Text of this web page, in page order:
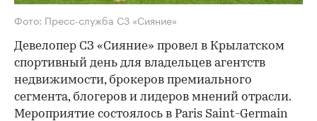
Фото: Пресс-служба СЗ «Сияние»
Девелопер СЗ «Сияние» провел в Крылатском
спортивный день для владельцев агентств
недвижимости, брокеров премиального
сегмента, блогеров и лидеров мнений отрасли.
Мероприятие состоялось в Paris Saint-Germain